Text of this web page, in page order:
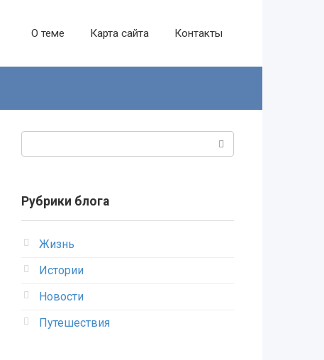
О теме Карта сайта Контакты
Рубрики блога
Жизнь
Истории
Новости
Путешествия